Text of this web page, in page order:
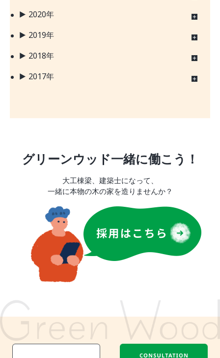
2020年
2019年
2018年
2017年
グリーンウッド一緒に働こう！
大工棟梁、建築士になって、
一緒に本物の木の家を造りませんか？